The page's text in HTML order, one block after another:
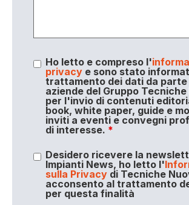
Ho letto e compreso l'
privacye sono stato
trattamento dei dati da parte
aziende del Gruppo Tecniche
per l'invio di contenuti
book, white paper, guide e
inviti a eventi e convegni
di interesse. *
Desidero ricevere la
Impianti News, ho letto l'
sulla Privacydi Tecniche
acconsento al trattamento
per questa finalità